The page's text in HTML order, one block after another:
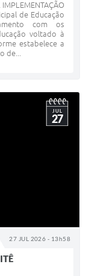
IMPLEMENTAÇÃO
de Educação
com os
voltado à
estabelece a
de...
27 JUL 2026 - 13h58
JUL
27